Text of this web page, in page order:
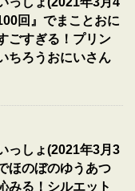
回』でまことおに
ごすぎる！プリン
ちろうおにいさん
っしょ(2021年3月3
ほのぼのゆうあつ
みる！シルエット